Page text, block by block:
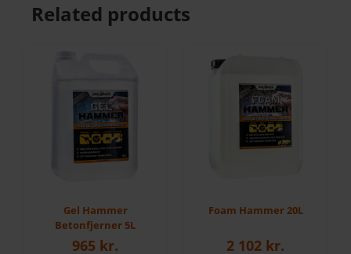
Related products
Gel Hammer
Betonfjerner 5L
965 kr.
Foam Hammer 20L
2 102 kr.